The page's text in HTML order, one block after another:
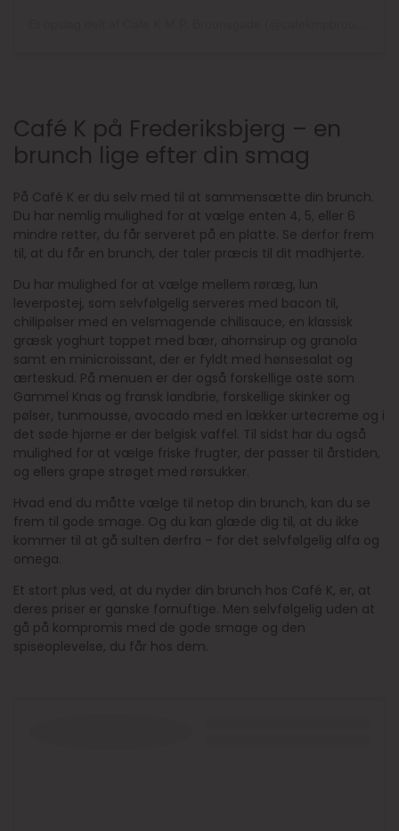
Café K på Frederiksbjerg – en
brunch lige efter din smag
På Café K er du selv med til at sammensætte din brunch.
Du har nemlig mulighed for at vælge enten 4, 5, eller 6
mindre retter, du får serveret på en platte. Se derfor frem
til, at du får en brunch, der taler præcis til dit madhjerte.
Du har mulighed for at vælge mellem røræg, lun
leverpostej, som selvfølgelig serveres med bacon til,
chilipølser med en velsmagende chilisauce, en klassisk
græsk yoghurt toppet med bær, ahornsirup og granola
samt en minicroissant, der er fyldt med hønsesalat og
ærteskud. På menuen er der også forskellige oste som
Gammel Knas og fransk landbrie, forskellige skinker og
pølser, tunmousse, avocado med en lækker urtecreme og i
det søde hjørne er der belgisk vaffel. Til sidst har du også
mulighed for at vælge friske frugter, der passer til årstiden,
og ellers grape strøget med rørsukker.
Hvad end du måtte vælge til netop din brunch, kan du se
frem til gode smage. Og du kan glæde dig til, at du ikke
kommer til at gå sulten derfra – for det selvfølgelig alfa og
omega.
Et stort plus ved, at du nyder din brunch hos Café K, er, at
deres priser er ganske fornuftige. Men selvfølgelig uden at
gå på kompromis med de gode smage og den
spiseoplevelse, du får hos dem.